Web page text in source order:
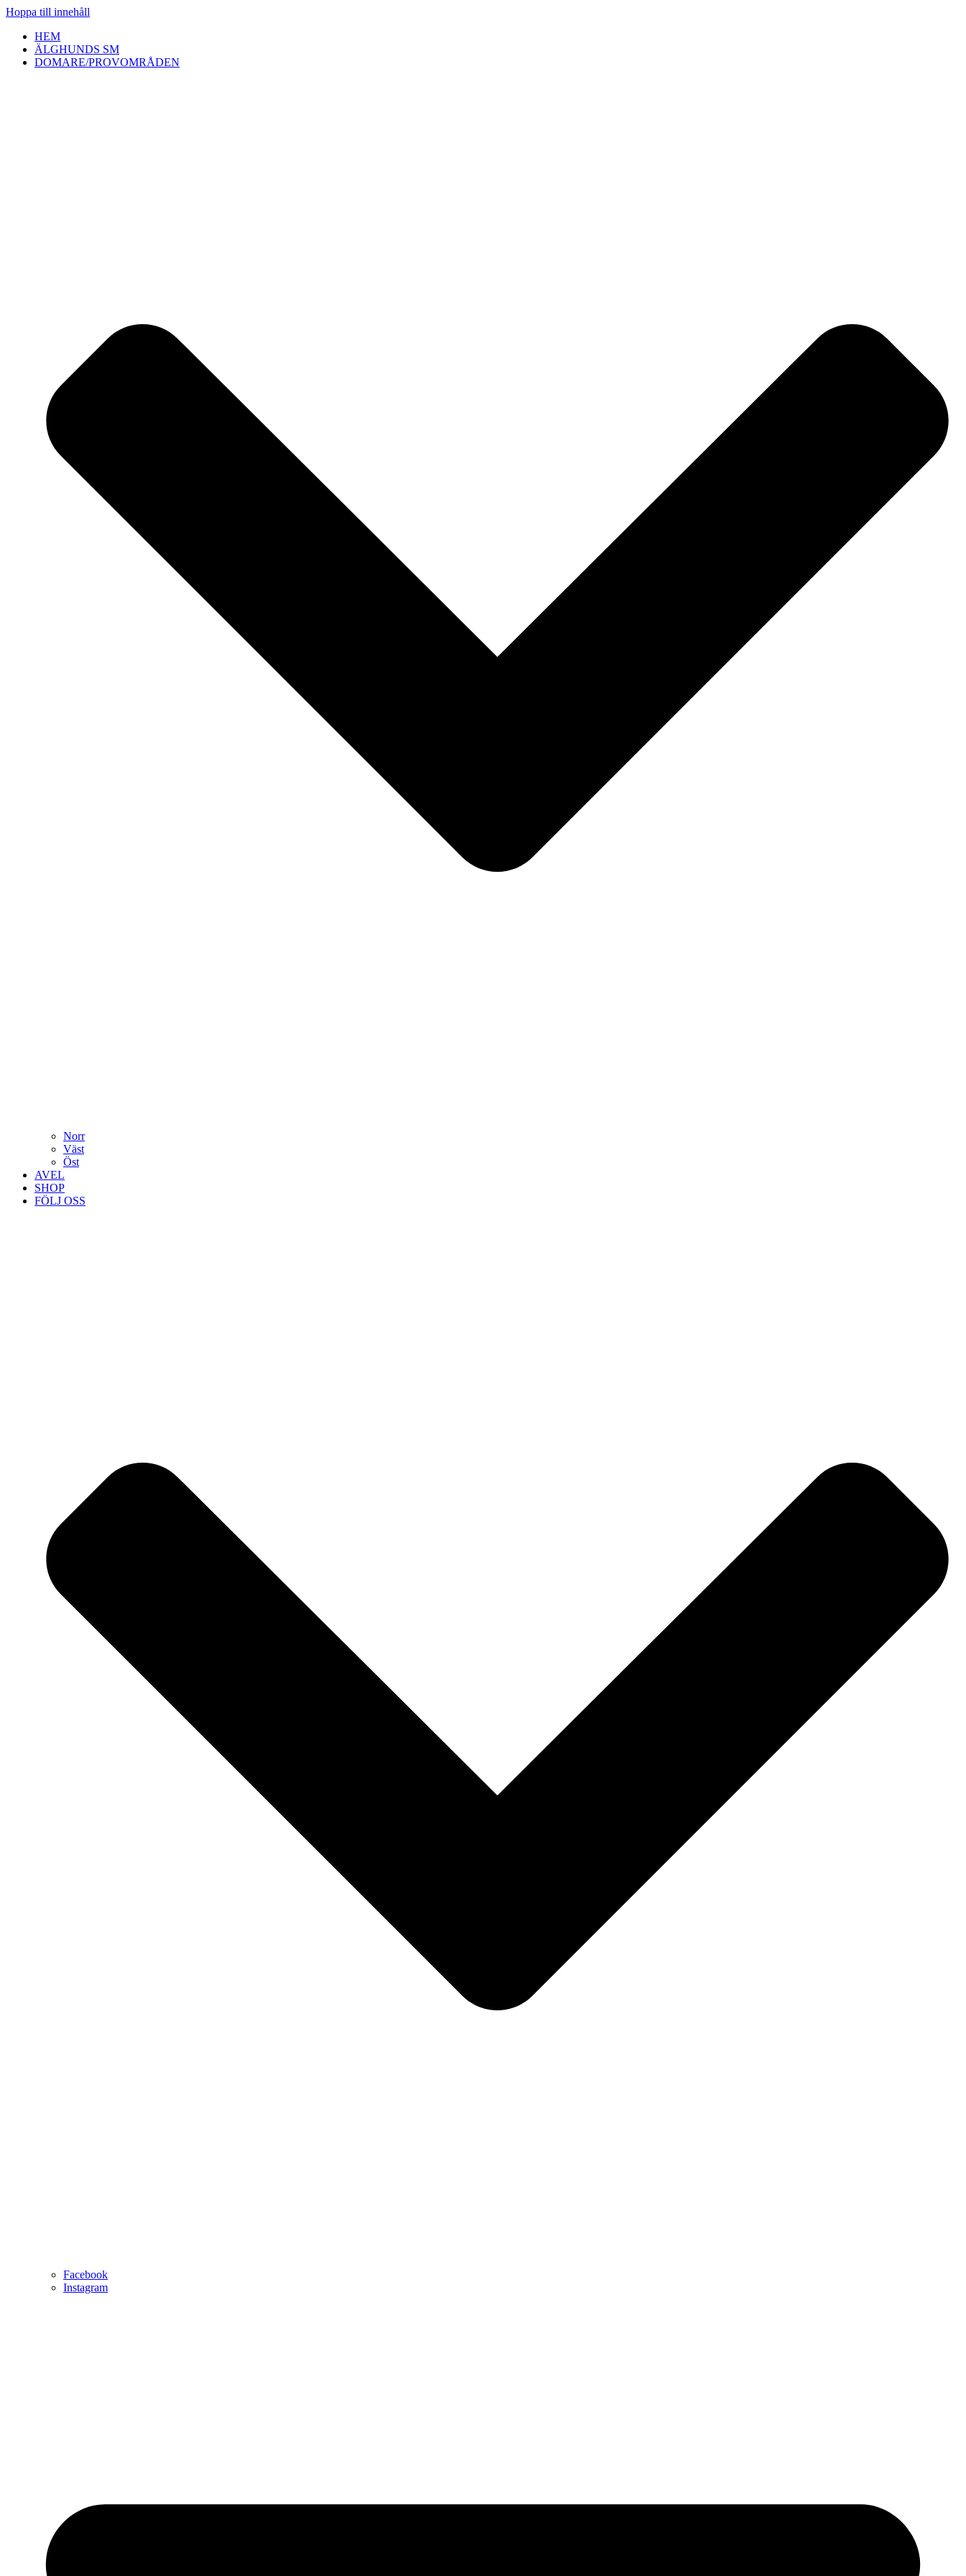
Hoppa till innehåll
HEM
ÄLGHUNDS SM
DOMARE/PROVOMRÅDEN
Norr
Väst
Öst
AVEL
SHOP
FÖLJ OSS
Facebook
Instagram